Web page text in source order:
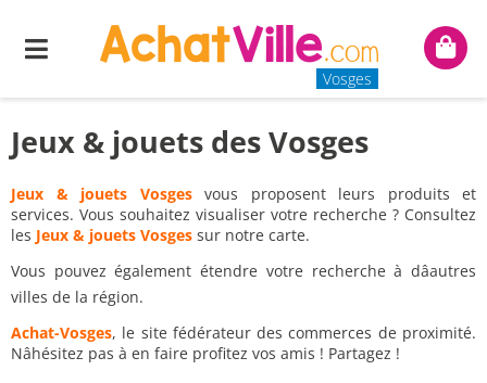
Menu
Vosges
Mon
Jeux & jouets des Vosges
Jeux & jouets Vosgesvous proposent leurs produits et
services. Vous souhaitez visualiser votre recherche ? Consultez
les Jeux & jouets Vosges sur notre carte.
Vous pouvez également étendre votre recherche à dâautres
villes de la région.
Achat-Vosges, le site fédérateur des commerces de proximité.
Nâhésitez pas à en faire profitez vos amis ! Partagez !